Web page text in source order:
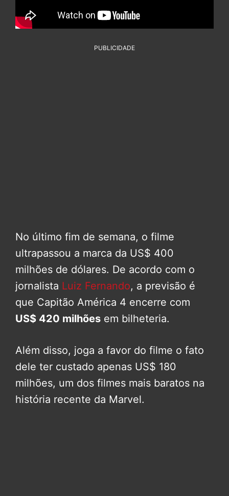
PUBLICIDADE
No último fim de semana, o filme
ultrapassou a marca da US$ 400
milhões de dólares. De acordo com o
jornalista Luiz Fernando, a previsão é
que Capitão América 4 encerre com
US$ 420 milhões em bilheteria.
Além disso, joga a favor do filme o fato
dele ter custado apenas US$ 180
milhões, um dos filmes mais baratos na
história recente da Marvel.